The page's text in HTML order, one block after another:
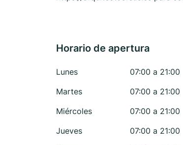
Horario de apertura
Lunes
07:00 a 21:00
Martes
07:00 a 21:00
Miércoles
07:00 a 21:00
Jueves
07:00 a 21:00